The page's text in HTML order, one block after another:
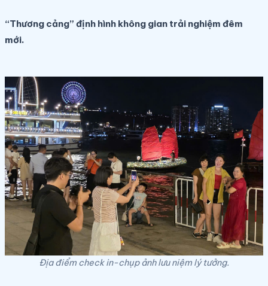
“Thương cảng” định hình không gian trải nghiệm đêm
mới.
Địa điểm check in-chụp ảnh lưu niệm lý tưởng.